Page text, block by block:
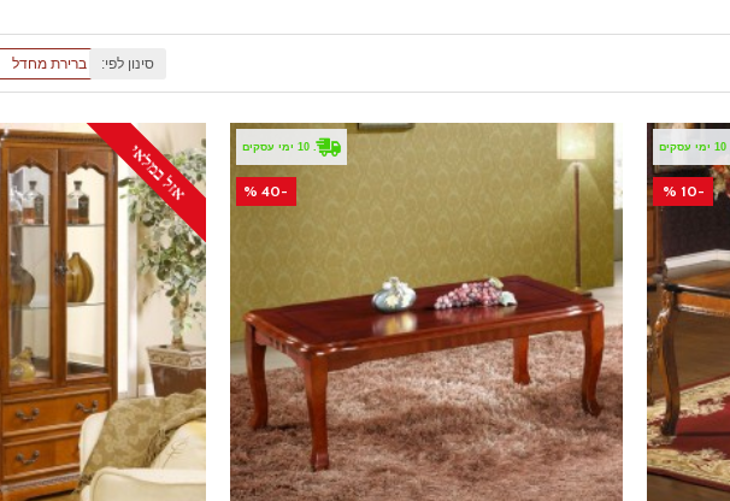
סינון לפי:
-10 %
. 10 ימי עסקים
-40 % אזל במלאי